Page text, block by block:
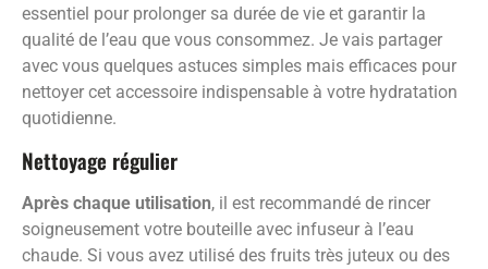
essentiel pour prolonger sa durée de vie et garantir la
qualité de l’eau que vous consommez. Je vais partager
avec vous quelques astuces simples mais efficaces pour
nettoyer cet accessoire indispensable à votre hydratation
quotidienne.
Nettoyage régulier
Après chaque utilisation, il est recommandé de rincer
soigneusement votre bouteille avec infuseur à l’eau
chaude. Si vous avez utilisé des fruits très juteux ou des